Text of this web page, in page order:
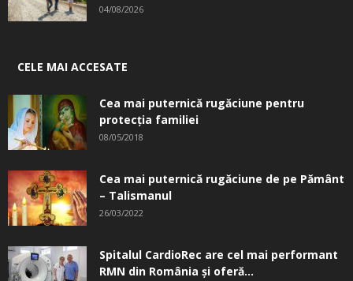
04/08/2026
CELE MAI ACCESATE
Cea mai puternică rugăciune pentru
protecția familiei
08/05/2018
Cea mai puternică rugăciune de pe Pământ
– Talismanul
26/03/2022
Spitalul CardioRec are cel mai performant
RMN din România și oferă...